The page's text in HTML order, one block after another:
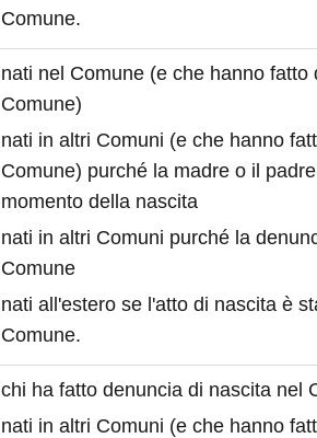
Comune.
nati nel Comune (e che hanno fatto
Comune)
nati in altri Comuni (e che hanno
Comune) purché la madre o il
momento della nascita
nati in altri Comuni purché la
Comune
nati all'estero se l'atto di nascita è
Comune.
chi ha fatto denuncia di nascita nel
nati in altri Comuni (e che hanno